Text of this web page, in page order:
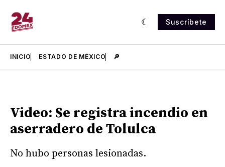
Suscríbete
INICIO ESTADO DE MÉXICO 🔎
Video: Se registra incendio en
aserradero de Tolulca
No hubo personas lesionadas.